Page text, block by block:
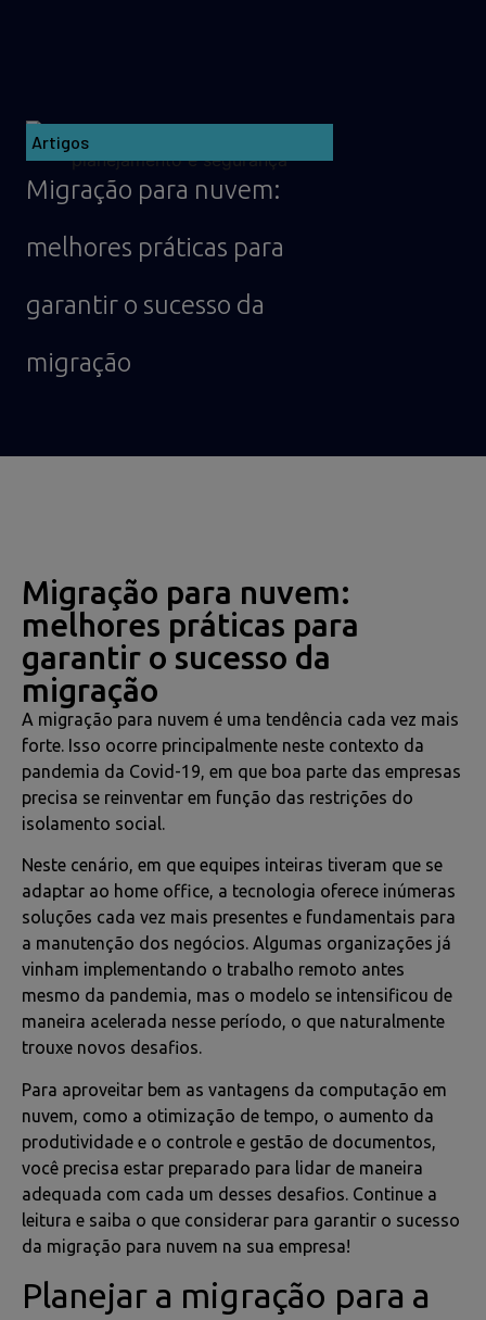
Artigos
Migração para nuvem:
melhores práticas para
garantir o sucesso da
migração
Migração para nuvem:
melhores práticas para
garantir o sucesso da
migração
A migração para nuvem é uma tendência cada vez mais
forte. Isso ocorre principalmente neste contexto da
pandemia da Covid-19, em que boa parte das empresas
precisa se reinventar em função das restrições do
isolamento social.
Neste cenário, em que equipes inteiras tiveram que se
adaptar ao home office, a tecnologia oferece inúmeras
soluções cada vez mais presentes e fundamentais para
a manutenção dos negócios. Algumas organizações já
vinham implementando o trabalho remoto antes
mesmo da pandemia, mas o modelo se intensificou de
maneira acelerada nesse período, o que naturalmente
trouxe novos desafios.
Para aproveitar bem as vantagens da computação em
nuvem, como a otimização de tempo, o aumento da
produtividade e o controle e gestão de documentos,
você precisa estar preparado para lidar de maneira
adequada com cada um desses desafios. Continue a
leitura e saiba o que considerar para garantir o sucesso
da migração para nuvem na sua empresa!
Planejar a migração para a